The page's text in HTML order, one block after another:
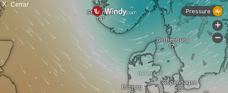
X Cerrar